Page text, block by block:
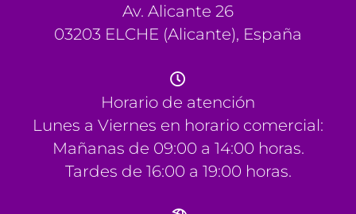
Av. Alicante 26
03203 ELCHE (Alicante), España
Horario de atención
Lunes a Viernes en horario comercial:
Mañanas de 09:00 a 14:00 horas.
Tardes de 16:00 a 19:00 horas.